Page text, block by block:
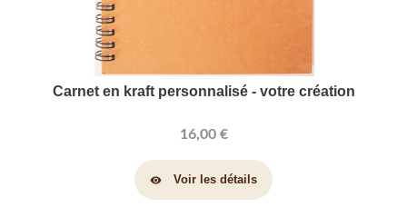
Carnet en kraft personnalisé - votre création
16,00 €
visibility Voir les détails